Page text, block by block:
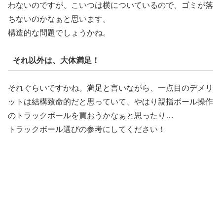
わないのですが、こいつは横についているので、ゴミが落
ちないのかなぁと思います。
構造的な問題でしょうかね。
それ以外は、大体満足！
それぐらいですかね。満足と言いながら、一点目のデメリ
ットは結構致命的だと思っていて、やはり親指ボール操作
のトラックボールを買おうかなぁと思ったり…
トラックボール選びの参考にしてください！